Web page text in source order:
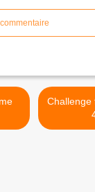
Challenge